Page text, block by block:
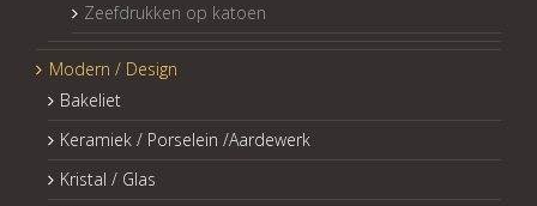
Zeefdrukken op katoen
Modern / Design
Bakeliet
Keramiek / Porselein /Aardewerk
Kristal / Glas